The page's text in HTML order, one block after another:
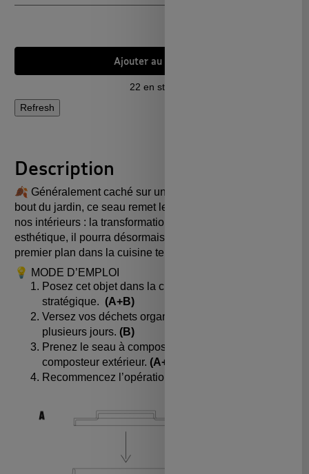
Ajouter au panier
22 en stock
Description
🍂 Généralement caché sur un appui de fenêtre ou au
bout du jardin, ce seau remet le compostage au centre de
nos intérieurs : la transformation de nos déchets. Sobre et
esthétique, il pourra désormais occuper une place de
premier plan dans la cuisine tel un objet décoratif.
💡 MODE D’EMPLOI
Posez cet objet dans la cuisine à un endroit
stratégique. (A+B)
Versez vos déchets organiques à l’intérieur sur
plusieurs jours. (B)
Prenez le seau à compost et mettez-le dans un
composteur extérieur. (A+B)
Recommencez l’opération tous les 5 jours.